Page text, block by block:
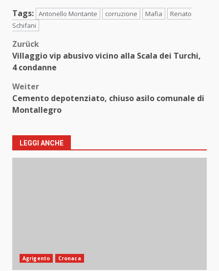
Tags: Antonello Montante corruzione Mafia
Renato
Schifani
Beitragsnavigation
Zurück
Villaggio vip abusivo vicino alla Scala dei Turchi,
4 condanne
Weiter
Cemento depotenziato, chiuso asilo comunale di
Montallegro
LEGGI ANCHE
Agrigento Cronaca